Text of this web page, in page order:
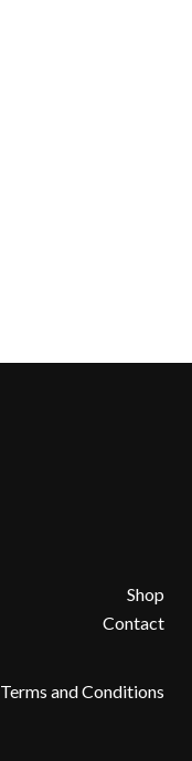
Shop
Contact
Terms and Conditions